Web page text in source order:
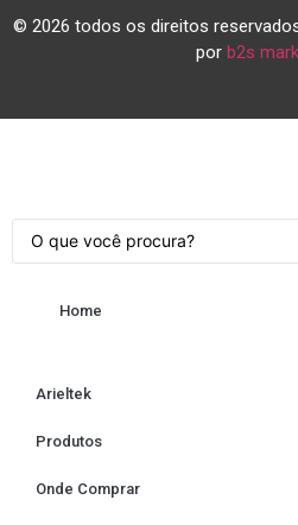
© 2026 todos os direitos
por b2s
Home
Arieltek
Produtos
Onde Comprar